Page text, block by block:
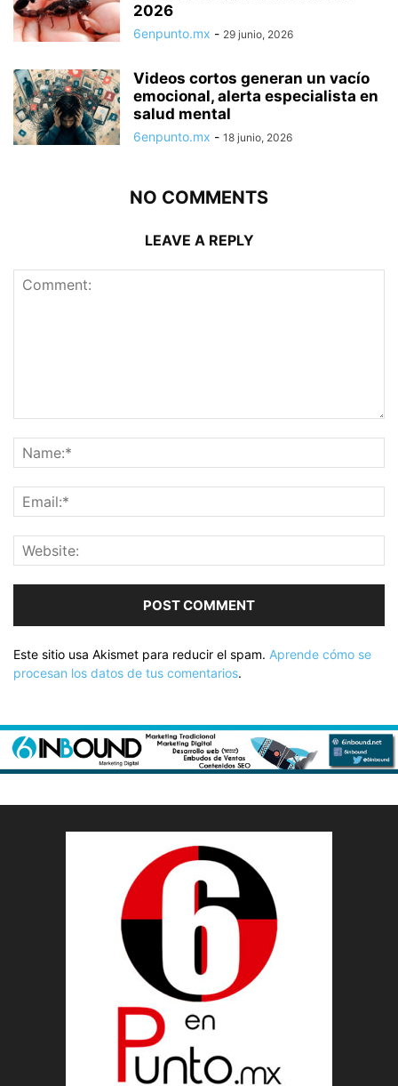
2026
6enpunto.mx - 29 junio, 2026
Videos cortos generan un vacío
emocional, alerta especialista en
salud mental
6enpunto.mx - 18 junio, 2026
NO COMMENTS
LEAVE A REPLY
Este sitio usa Akismet para reducir el spam. Aprende cómo se
procesan los datos de tus comentarios.